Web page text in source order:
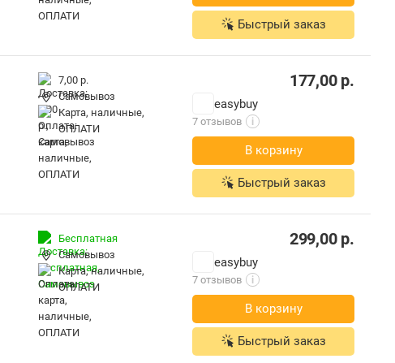
Быстрый заказ
7,00 р.
Самовывоз
карта, наличные,
ОПЛАТИ
177,00р.
easybuy
7 отзывов i
В корзину
Быстрый заказ
Бесплатная
Самовывоз
карта, наличные,
ОПЛАТИ
299,00р.
easybuy
7 отзывов i
В корзину
Быстрый заказ